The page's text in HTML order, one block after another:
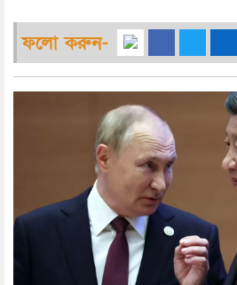
ফলো করুন-